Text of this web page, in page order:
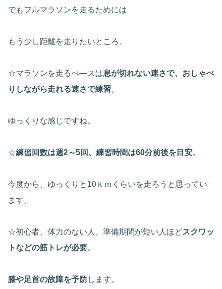
でもフルマラソンを走るためには
もう少し距離を走りたいところ。
☆マラソンを走るぺ―スは息が切れない速さで、おしゃべ
りしながら走れる速さで練習。
ゆっくりな感じですね。
☆練習回数は週2～5回、練習時間は60分前後を目安。
今度から、ゆっくりと10ｋｍくらいを走ろうと思ってい
ます。
☆初心者、体力のない人、準備期間が短い人ほどスクワッ
トなどの筋トレが必要。
膝や足首の故障を予防します。